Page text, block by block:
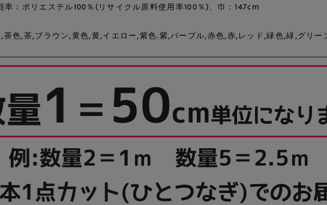
率：ポリエステル100％(リサイクル原料使用率100％)、巾：147cm
茶色,茶,ブラウン,黄色,黄,イエロー,紫色.紫,パープル,赤色,赤,レッド,緑色,緑,グリー